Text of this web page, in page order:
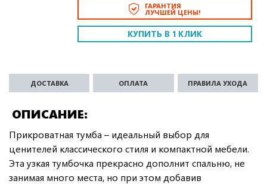
ГАРАНТИЯ
ЛУЧШЕЙ ЦЕНЫ!
КУПИТЬ В 1 КЛИК
ОПИСАНИЕ
ДОСТАВКА ОПЛАТА ПРАВИЛА УХОДА
Прикроватная тумба – идеальный выбор для
ценителей классического стиля и компактной мебели.
Эта узкая тумбочка прекрасно дополнит спальню, не
занимая много места, но при этом добавив